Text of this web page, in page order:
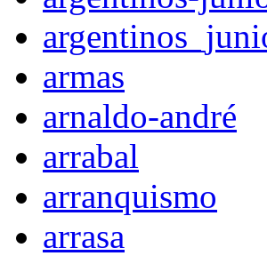
armas
arnaldo-andré
arrabal
arranquismo
arrasa